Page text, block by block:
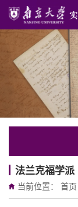
法兰克福学派
当前位置： 首页